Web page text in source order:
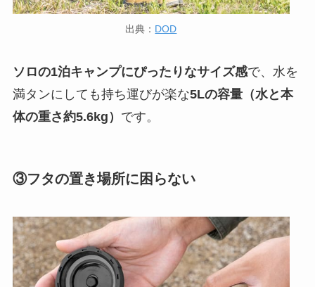
出典： DOD
ソロの1泊キャンプにぴったりなサイズ感で、水を
満タンにしても持ち運びが楽な5Lの容量（水と本
体の重さ約5.6kg） です。
③フタの置き場所に困らない